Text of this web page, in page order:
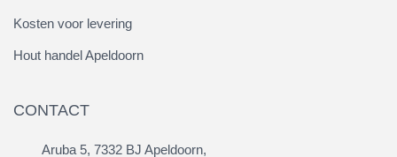
Kosten voor levering
Hout handel Apeldoorn
CONTACT
Aruba 5, 7332 BJ Apeldoorn,